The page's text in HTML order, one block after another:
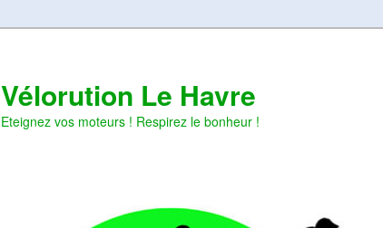
Vélorution Le Havre
Eteignez vos moteurs ! Respirez le bonheur !